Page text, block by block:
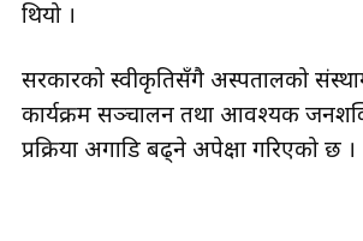
थियो ।
सरकारको स्वीकृतिसँगै अस्पतालको
कार्यक्रम सञ्चालन तथा आवश्यक
प्रक्रिया अगाडि बढ्ने अपेक्षा गरिएको छ ।